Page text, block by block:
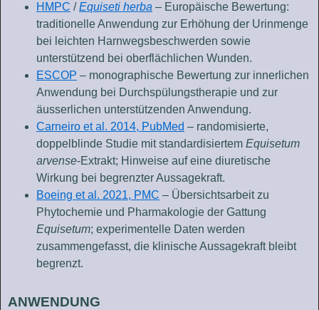
HMPC /Equiseti herba – Europäische Bewertung:
traditionelle Anwendung zur Erhöhung der Urinmenge
bei leichten Harnwegsbeschwerden sowie
unterstützend bei oberflächlichen Wunden.
ESCOP – monographische Bewertung zur innerlichen
Anwendung bei Durchspülungstherapie und zur
äusserlichen unterstützenden Anwendung.
Carneiro et al. 2014, PubMed – randomisierte,
doppelblinde Studie mit standardisiertem Equisetum
arvense-Extrakt; Hinweise auf eine diuretische
Wirkung bei begrenzter Aussagekraft.
Boeing et al. 2021, PMC – Übersichtsarbeit zu
Phytochemie und Pharmakologie der Gattung
Equisetum; experimentelle Daten werden
zusammengefasst, die klinische Aussagekraft bleibt
begrenzt.
ANWENDUNG